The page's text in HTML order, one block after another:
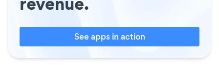
See apps in action